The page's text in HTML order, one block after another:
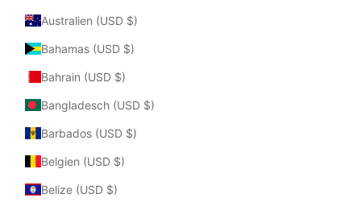
Australien (USD $)
Bahamas (USD $)
Bahrain (USD $)
Bangladesch (USD $)
Barbados (USD $)
Belgien (USD $)
Belize (USD $)